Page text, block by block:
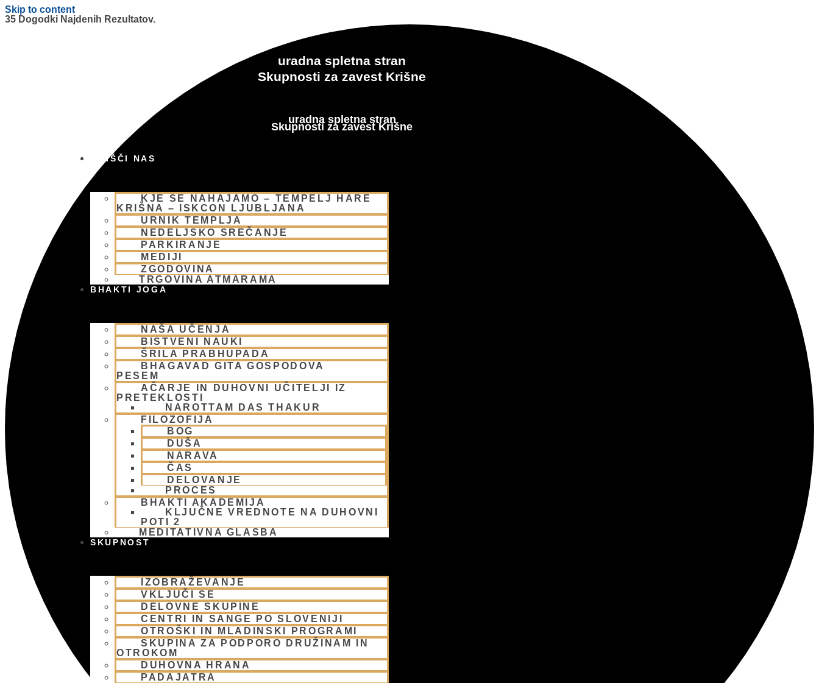
Skip to content
uradna spletna stran
Skupnosti za zavest Krišne
uradna spletna stran
Skupnosti za zavest Krišne
OBIŠČI NAS
KJE SE NAHAJAMO – TEMPELJ HARE
KRIŠNA – ISKCON LJUBLJANA
URNIK TEMPLJA
NEDELJSKO SREČANJE
PARKIRANJE
MEDIJI
ZGODOVINA
TRGOVINA ATMARAMA
BHAKTI JOGA
NAŠA UČENJA
BISTVENI NAUKI
ŠRILA PRABHUPADA
BHAGAVAD GITA GOSPODOVA
PESEM
AČARJE IN DUHOVNI UČITELJI IZ
PRETEKLOSTI
NAROTTAM DAS THAKUR
FILOZOFIJA
BOG
DUŠA
NARAVA
ČAS
DELOVANJE
PROCES
BHAKTI AKADEMIJA
KLJUČNE VREDNOTE NA DUHOVNI
POTI 2
MEDITATIVNA GLASBA
SKUPNOST
IZOBRAŽEVANJE
VKLJUČI SE
DELOVNE SKUPINE
CENTRI IN SANGE PO SLOVENIJI
OTROŠKI IN MLADINSKI PROGRAMI
SKUPINA ZA PODPORO DRUŽINAM IN
OTROKOM
DUHOVNA HRANA
PADAJATRA
35 Dogodki Najdenih Rezultatov.